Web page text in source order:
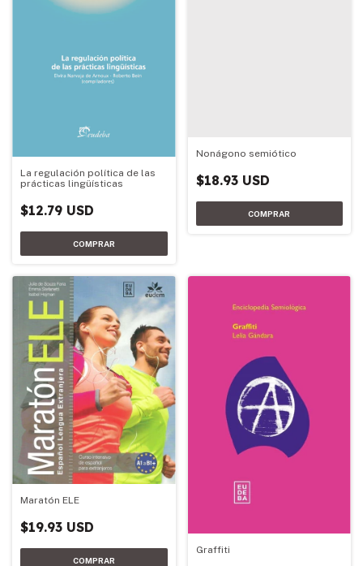
La regulación política de las
prácticas lingüísticas
$12.79 USD
Nonágono semiótico
$18.93 USD
Maratón ELE
$19.93 USD
Graffiti